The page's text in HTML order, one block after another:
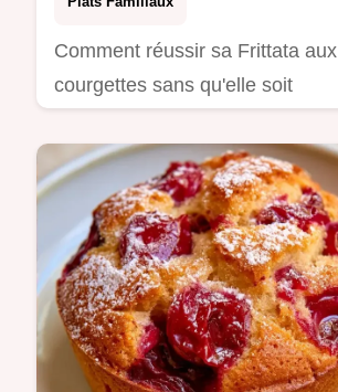
Comment réussir sa Frittata aux
courgettes sans qu'elle soit